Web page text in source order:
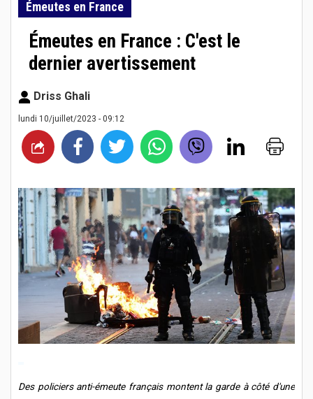
Émeutes en France
Émeutes en France : C'est le
dernier avertissement
Driss Ghali
lundi 10/juillet/2023 - 09:12
Des policiers anti-émeute français montent la garde à côté d'une